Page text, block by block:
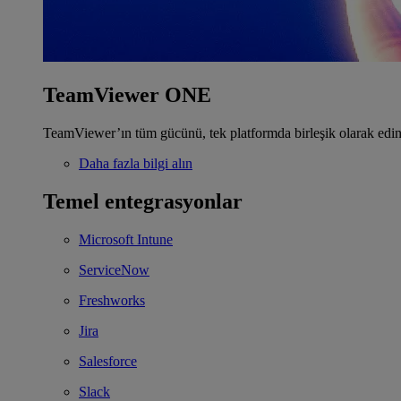
TeamViewer ONE
TeamViewer’ın tüm gücünü, tek platformda birleşik olarak
Daha fazla bilgi alın
Temel entegrasyonlar
Microsoft Intune
ServiceNow
Freshworks
Jira
Salesforce
Slack